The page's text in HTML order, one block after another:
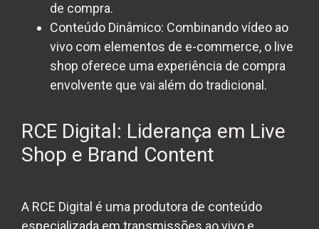
de compra.
Conteúdo Dinâmico: Combinando vídeo ao
vivo com elementos de e-commerce, o live
shop oferece uma experiência de compra
envolvente que vai além do tradicional.
RCE Digital: Liderança em Live
Shop e Brand Content
A RCE Digital é uma produtora de conteúdo
especializada em transmissões ao vivo e